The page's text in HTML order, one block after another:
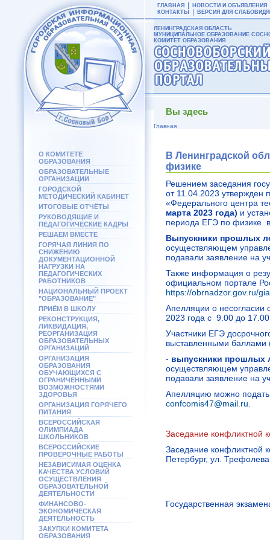
О КОМИТЕТЕ
ОБРАЗОВАНИЯ
ОБРАЗОВАТЕЛЬНЫЕ
ОРГАНИЗАЦИИ
ГОРОДСКОЙ
МЕТОДИЧЕСКИЙ КАБИНЕТ
ИТОГОВЫЕ ОТЧЁТЫ
РУКОВОДЯЩИЕ И
ПЕДАГОГИЧЕСКИЕ КАДРЫ
РЕШАЕМ ВМЕСТЕ
ГОРЯЧАЯ ЛИНИЯ ПО
СНИЖЕНИЮ
ДОКУМЕНТАЦИОННОЙ
НАГРУЗКИ НА
ПЕДАГОГИЧЕСКИХ
РАБОТНИКОВ
НАЦИОНАЛЬНЫЙ ПРОЕКТ
"ОБРАЗОВАНИЕ"
ПРИЁМ В ШКОЛУ
РЕКОНСТРУКЦИЯ,
ЛИКВИДАЦИЯ,
РЕОРГАНИЗАЦИЯ
ОБРАЗОВАТЕЛЬНЫХ
ОРГАНИЗАЦИЙ
ОРГАНИЗАЦИЯ
ОБРАЗОВАНИЯ
ОБУЧАЮЩИХСЯ С
ОГРАНИЧЕННЫМИ
ВОЗМОЖНОСТЯМИ
ЗДОРОВЬЯ
ОРГАНИЗАЦИЯ ГОРЯЧЕГО
ПИТАНИЯ
ВСЕРОССИЙСКАЯ
ОЛИМПИАДА
ШКОЛЬНИКОВ
ВСЕРОССИЙСКИЕ
ПРОВЕРОЧНЫЕ РАБОТЫ
НЕЗАВИСИМАЯ ОЦЕНКА
КАЧЕСТВА УСЛОВИЙ
ОСУЩЕСТВЛЕНИЯ
ОБРАЗОВАТЕЛЬНОЙ
ДЕЯТЕЛЬНОСТИ
ФИНАНСОВО-
ЭКОНОМИЧЕСКАЯ
ДЕЯТЕЛЬНОСТЬ
ЗАКУПКИ КОМИТЕТА
ОБРАЗОВАНИЯ
ГЛАВНАЯ
НОВОСТИ И ОБЪЯВЛЕНИЯ
КОНТАКТЫ
ВЕРСИЯ ДЛЯ
ЛЕНИНГРАДСКАЯ ОБЛАСТЬ
МУНИЦИПАЛЬНОЕ ОБРАЗОВАНИЕ
КОМИТЕТ ОБРАЗОВАНИЯ
Вы здесь
Главная
В Ленинградской
физике
Решением заседания
от 11.04.2023 утвержден
«Федерального центра
марта 2023 года) и
периода ЕГЭ по физике в
Выпускники прошлых
осуществляющем
подавали заявление на
Также информация о
официальном портале
https://obrnadzor.gov.ru/
Апелляции о
2023 года с 9.00 до
Участники ЕГЭ
выставленными баллами
- выпускники прошлых
осуществляющем
подавали заявление на
Апелляцию можно
confcomis47@mail.ru
Заседание конфликтной
Заседание конфликтной
Петербург, ул.
Государственная